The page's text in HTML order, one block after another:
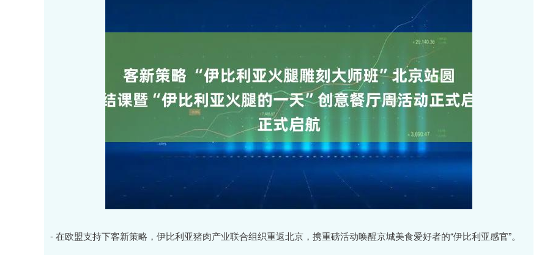
- 在欧盟支持下客新策略，伊比利亚猪肉产业联合组织重返北京，携重磅活动唤醒京城美食爱好者的“伊比利亚感官”。
258.49 1.86% 沪深300 4658.15 57.22